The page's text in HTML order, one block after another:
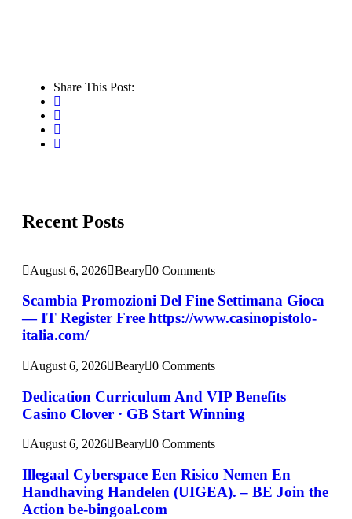
Share This Post:
Recent Posts
August 6, 2026 Beary 0 Comments
Scambia Promozioni Del Fine Settimana Gioca
— IT Register Free https://www.casinopistolo-
italia.com/
August 6, 2026 Beary 0 Comments
Dedication Curriculum And VIP Benefits
Casino Clover · GB Start Winning
August 6, 2026 Beary 0 Comments
Illegaal Cyberspace Een Risico Nemen En
Handhaving Handelen (UIGEA). – BE Join the
Action be-bingoal.com